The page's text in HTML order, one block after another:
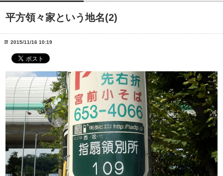
平方領々家という地名(2)
2015/11/16 10:19